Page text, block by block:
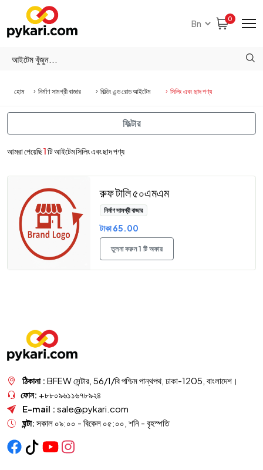
0
হোম নির্মাণ সামগ্রী বাজার বিল্ডিং এন্ড রোড আইটেম সিলিং এবং ছাদ পণ্য
আমরা পেয়েছি1টি আইটেম সিলিং এবং ছাদ পণ্য
রুফ টালি ৫০এমএম
নির্মাণ সামগ্রী বাজার
টাকা 65.00
তুলনা করুন 1 টি অফার
ফিল্টার
ঠিকানা : BFEW সেন্টার, 56/1/বি পশ্চিম পান্থপথ, ঢাকা-1205, বাংলাদেশ।
ফোন: +৮৮০৯৬১১৬৭৮৯২৪
E-mail : sale@pykari.com
ঘন্টা: সকাল ০৯:০০ - বিকেল ০৫:০০, শনি - বৃহস্পতি